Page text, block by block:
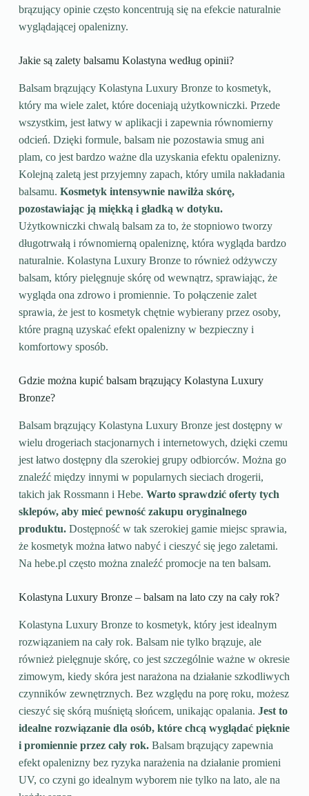
brązujący opinie często koncentrują się na efekcie naturalnie
wyglądającej opalenizny.
Jakie są zalety balsamu Kolastyna według opinii?
Balsam brązujący Kolastyna Luxury Bronze to kosmetyk,
który ma wiele zalet, które doceniają użytkowniczki. Przede
wszystkim, jest łatwy w aplikacji i zapewnia równomierny
odcień. Dzięki formule, balsam nie pozostawia smug ani
plam, co jest bardzo ważne dla uzyskania efektu opalenizny.
Kolejną zaletą jest przyjemny zapach, który umila nakładania
balsamu. Kosmetyk intensywnie nawilża skórę,
pozostawiając ją miękką i gładką w dotyku.
Użytkowniczki chwalą balsam za to, że stopniowo tworzy
długotrwałą i równomierną opaleniznę, która wygląda bardzo
naturalnie. Kolastyna Luxury Bronze to również odżywczy
balsam, który pielęgnuje skórę od wewnątrz, sprawiając, że
wygląda ona zdrowo i promiennie. To połączenie zalet
sprawia, że jest to kosmetyk chętnie wybierany przez osoby,
które pragną uzyskać efekt opalenizny w bezpieczny i
komfortowy sposób.
Gdzie można kupić balsam brązujący Kolastyna Luxury
Bronze?
Balsam brązujący Kolastyna Luxury Bronze jest dostępny w
wielu drogeriach stacjonarnych i internetowych, dzięki czemu
jest łatwo dostępny dla szerokiej grupy odbiorców. Można go
znaleźć między innymi w popularnych sieciach drogerii,
takich jak Rossmann i Hebe. Warto sprawdzić oferty tych
sklepów, aby mieć pewność zakupu oryginalnego
produktu.Dostępność w tak szerokiej gamie miejsc sprawia,
że kosmetyk można łatwo nabyć i cieszyć się jego zaletami.
Na hebe.pl często można znaleźć promocje na ten balsam.
Kolastyna Luxury Bronze – balsam na lato czy na cały rok?
Kolastyna Luxury Bronze to kosmetyk, który jest idealnym
rozwiązaniem na cały rok. Balsam nie tylko brązuje, ale
również pielęgnuje skórę, co jest szczególnie ważne w okresie
zimowym, kiedy skóra jest narażona na działanie szkodliwych
czynników zewnętrznych. Bez względu na porę roku, możesz
cieszyć się skórą muśniętą słońcem, unikając opalania. Jest to
idealne rozwiązanie dla osób, które chcą wyglądać pięknie
i promiennie przez cały rok.Balsam brązujący zapewnia
efekt opalenizny bez ryzyka narażenia na działanie promieni
UV, co czyni go idealnym wyborem nie tylko na lato, ale na